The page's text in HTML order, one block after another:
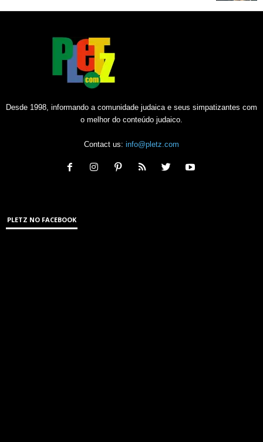
Desde 1998, informando a comunidade judaica e seus simpatizantes com
o melhor do conteúdo judaico.
Contact us: info@pletz.com
PLETZ NO FACEBOOK